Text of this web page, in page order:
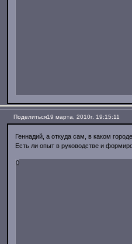
Поделиться19 марта, 2010г. 19:15:11
Геннадий, а откуда сам, в каком
Есть ли опыт в руководстве и
0